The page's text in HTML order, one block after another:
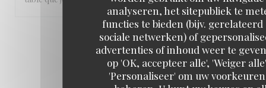
analyseren, het sitepubliek te
functies te bieden (bijv. gerelateerd
sociale netwerken) of
advertenties of inhoud weer te
op 'OK, accepteer alle', 'Weiger
'Personaliseer' om uw
1 2 3